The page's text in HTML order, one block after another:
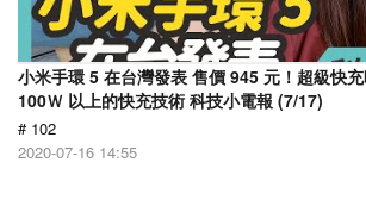
小米手環 5 在台灣發表 售價 945 元！超級快
100Ｗ 以上的快充技術 科技小電報 (7/17)
# 102
2020-07-16 14:55